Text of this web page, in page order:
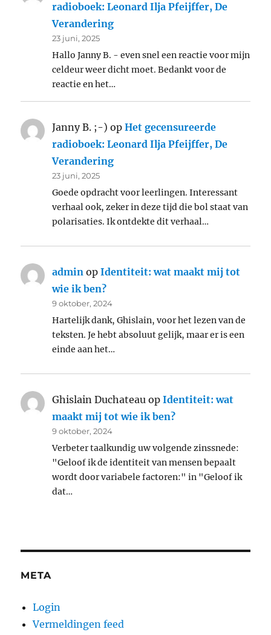
radioboek: Leonard Ilja Pfeijffer, De
Verandering
23 juni, 2025
Hallo Janny B. - even snel een reactie voor mijn
celdeur weer dicht moet. Bedankt voor de
reactie en het…
Janny B. ;-) opHet gecensureerde
radioboek: Leonard Ilja Pfeijffer, De
Verandering
23 juni, 2025
Goede opdracht voor leerlingen. Interessant
verhaal ook, zeker in deze tijd die bol staat van
polarisaties. Ik ontdekte dit verhaal…
admin opIdentiteit: wat maakt mij tot
wie ik ben?
9 oktober, 2024
Hartelijk dank, Ghislain, voor het lezen van de
teksten. Je hebt absoluut gelijk, maar er is een
einde aan het…
Ghislain Duchateau opIdentiteit: wat
maakt mij tot wie ik ben?
9 oktober, 2024
Verbeter taalkundig uw volgende zinssnede:
"Geloof ik de identiteit van mensen bepaalt
wordt door variabele factoren:" in "Geloof ik
dat…
META
Login
Vermeldingen feed